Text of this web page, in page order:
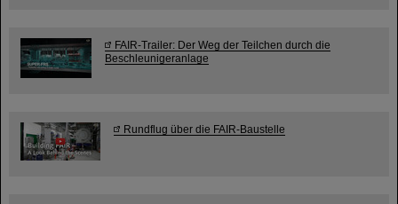
FAIR-Trailer: Der Weg der Teilchen durch die
Beschleunigeranlage
Rundflug über die FAIR-Baustelle